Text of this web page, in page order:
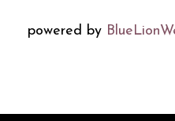
powered by